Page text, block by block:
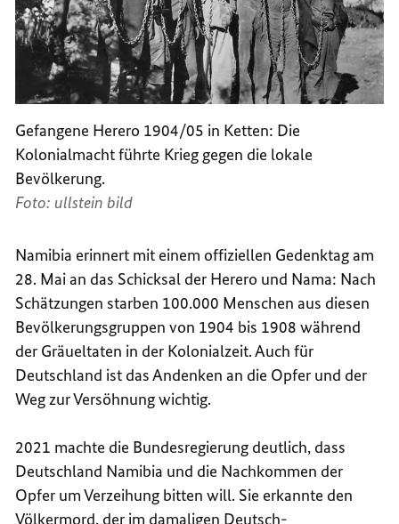
Gefangene Herero 1904/05 in Ketten: Die
Kolonialmacht führte Krieg gegen die lokale
Bevölkerung.
Foto: ullstein bild
Namibia erinnert mit einem offiziellen Gedenktag am
28. Mai an das Schicksal der Herero und Nama: Nach
Schätzungen starben 100.000 Menschen aus diesen
Bevölkerungsgruppen von 1904 bis 1908 während
der Gräueltaten in der Kolonialzeit. Auch für
Deutschland ist das Andenken an die Opfer und der
Weg zur Versöhnung wichtig.
2021 machte die Bundesregierung deutlich, dass
Deutschland Namibia und die Nachkommen der
Opfer um Verzeihung bitten will. Sie erkannte den
Völkermord, der im damaligen Deutsch-